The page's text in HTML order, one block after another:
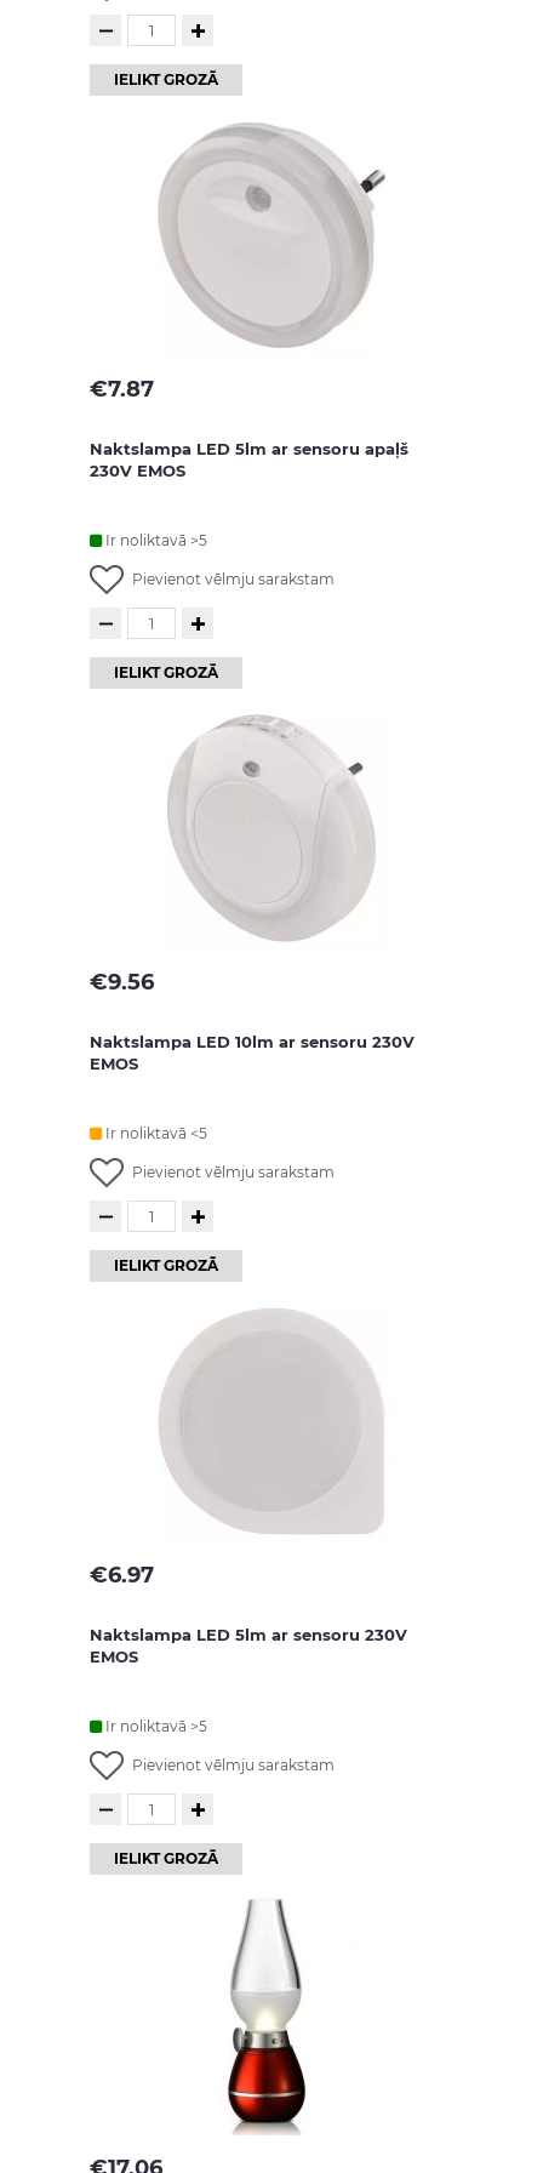
IELIKT GROZĀ
€7.87
Naktslampa LED 5lm ar sensoru apaļš
230V EMOS
Ir noliktavā >5
Pievienot vēlmju sarakstam
IELIKT GROZĀ
€9.56
Naktslampa LED 10lm ar sensoru 230V
EMOS
Ir noliktavā <5
Pievienot vēlmju sarakstam
IELIKT GROZĀ
€6.97
Naktslampa LED 5lm ar sensoru 230V
EMOS
Ir noliktavā >5
Pievienot vēlmju sarakstam
IELIKT GROZĀ